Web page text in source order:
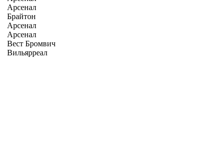
Арсенал
Брайтон
Арсенал
Арсенал
Вест Бромвич
Вильярреал